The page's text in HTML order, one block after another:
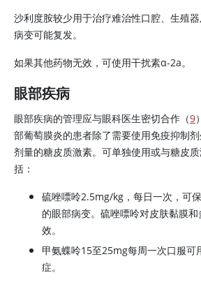
沙利度胺较少用于治疗难治性口腔、生殖
病变可能复发。
如果其他药物无效，可使用干扰素α-2a。
眼部疾病
眼部疾病的管理应与眼科医生密切合作（9
部葡萄膜炎的患者除了需要使用免疫抑制
剂量的糖皮质激素。可单独使用或与糖皮
括：
硫唑嘌呤2.5mg/kg，每日一次，可
的眼部病变。 硫唑嘌呤对皮肤黏膜
效。
甲氨蝶呤15至25mg每周一次口服可
症。